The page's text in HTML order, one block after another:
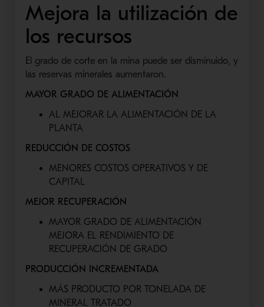
Mejora la utilización de
los recursos
El grado de corte en la mina puede ser disminuido, y
las reservas minerales aumentaron.
MAYOR GRADO DE ALIMENTACIÓN
AL MEJORAR LA ALIMENTACIÓN DE LA
PLANTA
REDUCCIÓN DE COSTOS
MENORES COSTOS OPERATIVOS Y DE
CAPITAL
MEJOR RECUPERACIÓN
MAYOR GRADO DE ALIMENTACIÓN
MEJORA EL RENDIMIENTO DE
RECUPERACIÓN DE GRADO
PRODUCCIÓN INCREMENTADA
MÁS PRODUCTO POR TONELADA DE
MINERAL TRATADO